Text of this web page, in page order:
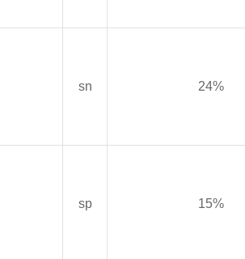
sn 24%
sp 15%